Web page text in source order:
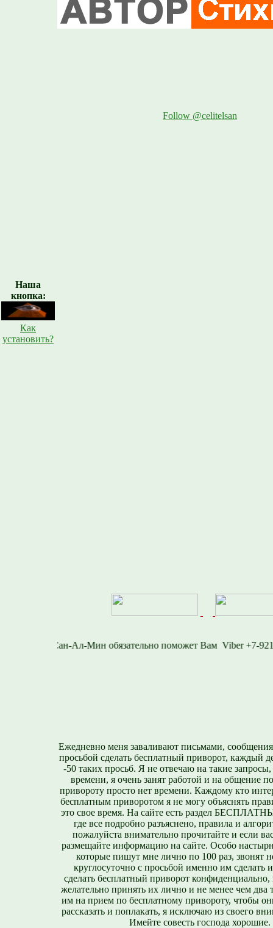
Наша
кнопка:
Как
установить?
Follow @celitelsan
716-1577
Ежедневно меня заваливают письмами,
просьбой сделать бесплатный приворот, каждый
-50 таких просьб. Я не отвечаю на такие
времени, я очень занят работой и на общение
привороту просто нет времени. Каждому кто
бесплатным приворотом я не могу объяснять
это свое время. На сайте есть раздел
где все подробно разъяснено, правила и
пожалуйста внимательно прочитайте и если
размещайте информацию на сайте. Особо
которые пишут мне лично по 100 раз, звонят
круглосуточно с просьбой именно им сделать
сделать бесплатный приворот конфиденциально,
желательно принять их лично и не менее чем два
им на прием по бесплатному привороту, чтобы
рассказать и поплакать, я исключаю из своего
Имейте совесть господа хорошие.